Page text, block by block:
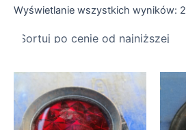
Wyświetlanie wszystkich wyników: 2